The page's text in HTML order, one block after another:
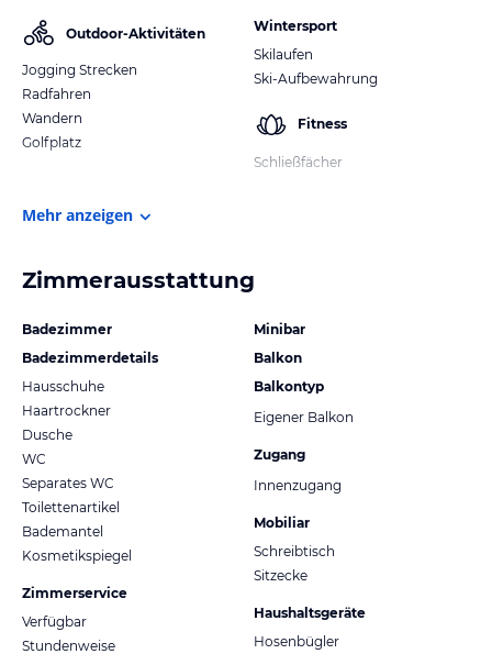
Outdoor-Aktivitäten
Jogging Strecken
Radfahren
Wandern
Golfplatz
Wintersport
Skilaufen
Ski-Aufbewahrung
Fitness
Schließfächer
Mehr anzeigen
Zimmerausstattung
Badezimmer
Badezimmerdetails
Hausschuhe
Haartrockner
Dusche
WC
Separates WC
Toilettenartikel
Bademantel
Kosmetikspiegel
Zimmerservice
Verfügbar
Stundenweise
Minibar
Balkon
Balkontyp
Eigener Balkon
Zugang
Innenzugang
Mobiliar
Schreibtisch
Sitzecke
Haushaltsgeräte
Hosenbügler